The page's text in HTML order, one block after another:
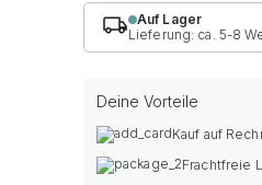
Auf Lager
Lieferung: ca. 5-8
Deine Vorteile
Kauf auf
Frachtfreie